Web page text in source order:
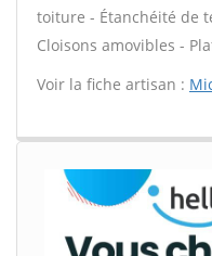
toiture - Étanchéité de
Cloisons amovibles -
Voir la fiche artisan :